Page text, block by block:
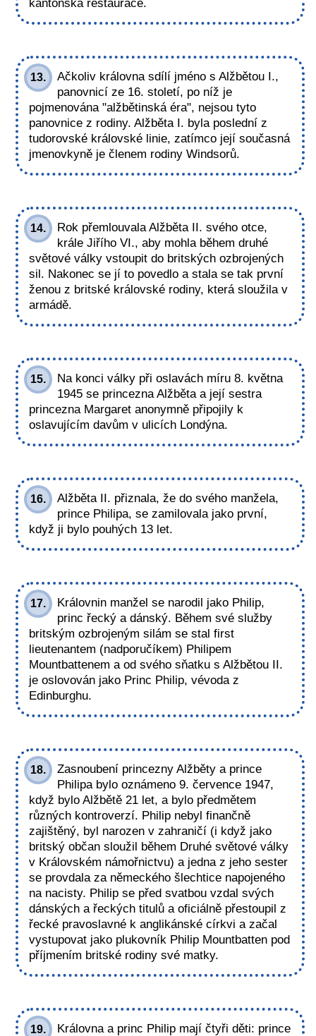
kantonská restaurace.
13.
Ačkoliv královna sdílí jméno s Alžbětou I.,
panovnicí ze 16. století, po níž je
pojmenována "alžbětinská éra", nejsou tyto
panovnice z rodiny. Alžběta I. byla poslední z
tudorovské královské linie, zatímco její současná
jmenovkyně je členem rodiny Windsorů.
14.
Rok přemlouvala Alžběta II. svého otce,
krále Jiřího VI., aby mohla během druhé
světové války vstoupit do britských ozbrojených
sil. Nakonec se jí to povedlo a stala se tak první
ženou z britské královské rodiny, která sloužila v
armádě.
15.
Na konci války při oslavách míru 8. května
1945 se princezna Alžběta a její sestra
princezna Margaret anonymně připojily k
oslavujícím davům v ulicích Londýna.
16.
Alžběta II. přiznala, že do svého manžela,
prince Philipa, se zamilovala jako první,
když ji bylo pouhých 13 let.
17.
Královnin manžel se narodil jako Philip,
princ řecký a dánský. Během své služby
britským ozbrojeným silám se stal first
lieutenantem (nadporučíkem) Philipem
Mountbattenem a od svého sňatku s Alžbětou II.
je oslovován jako Princ Philip, vévoda z
Edinburghu.
18.
Zasnoubení princezny Alžběty a prince
Philipa bylo oznámeno 9. července 1947,
když bylo Alžbětě 21 let, a bylo předmětem
různých kontroverzí. Philip nebyl finančně
zajištěný, byl narozen v zahraničí (i když jako
britský občan sloužil během Druhé světové války
v Královském námořnictvu) a jedna z jeho sester
se provdala za německého šlechtice napojeného
na nacisty. Philip se před svatbou vzdal svých
dánských a řeckých titulů a oficiálně přestoupil z
řecké pravoslavné k anglikánské církvi a začal
vystupovat jako plukovník Philip Mountbatten pod
příjmením britské rodiny své matky.
19.
Královna a princ Philip mají čtyři děti: prince